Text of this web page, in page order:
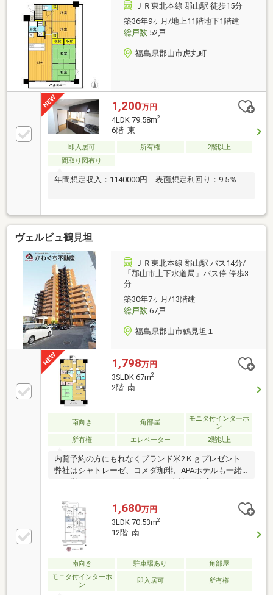
ＪＲ東北本線 郡山駅 徒歩15分
築36年9ヶ月/地上11階地下1階建
総戸数52戸
福島県郡山市虎丸町
1,200万円
4LDK 79.58m2
6階 東
即入居可 所有権
2階以上
間取り図有り
年間想定収入：1140000円 表面想定利回り：9.5％
ヴェルビュ鶴見坦
ＪＲ東北本線 郡山駅 バス14分/
「郡山市上下水道局」バス停 停歩3
分
築30年7ヶ月/13階建
総戸数67戸
福島県郡山市鶴見坦１
1,798万円
3SLDK 67m2
2階 南
南向き 角部屋
モニタ付インターホ
ン
所有権
エレベーター 2階以上
内覧予約の方にもれなくブランド米2Ｋｇプレゼント
弊社はシャトレーゼ、コメダ珈琲、APAホテルも一緒
円】（返済期間35年、金利０.7％、頭金なしの場合）
◆即日のご案内にも対応可能ですので、お気軽にご連
絡下さい！
1,680万円
3LDK 70.53m2
12階 南
南向き 駐車場あり
角部屋
モニタ付インターホ
ン
即入居可 所有権